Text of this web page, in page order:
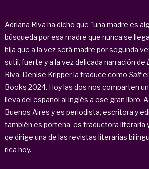
Adriana Riva ha dicho que "una madre es
búsqueda por esa madre que nunca se
hija que a la vez será madre por segunda
sutil, fuerte y a la vez delicada narración de
Riva. Denise Kripper la traduce como Salt
Books 2024. Hoy las dos nos comparten
lleva del español al inglés a ese gran libro.
Buenos Aires y es periodista, escritora y
también es porteña, es traductora literaria
qe dirige una de las revistas literarias
rica hoy.